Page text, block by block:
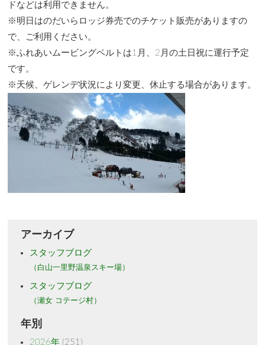
ドなどは利用できません。
※明日はのだいらロッジ券売でのチケット販売がありますの
で、ご利用ください。
※ふれあいムービングベルトは1月、2月の土日祝に運行予定
です。
※天候、ゲレンデ状況により変更、休止する場合があります。
アーカイブ
スタッフブログ
（白山一里野温泉スキー場）
スタッフブログ
（瀬女 コテージ村）
年別
2026年(251)